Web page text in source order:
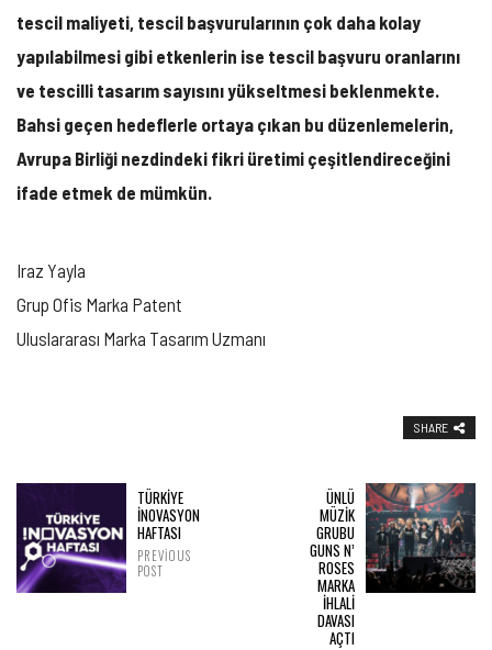
tescil maliyeti, tescil başvurularının çok daha kolay
yapılabilmesi gibi etkenlerin ise tescil başvuru oranlarını
ve tescilli tasarım sayısını yükseltmesi beklenmekte.
Bahsi geçen hedeflerle ortaya çıkan bu düzenlemelerin,
Avrupa Birliği nezdindeki fikri üretimi çeşitlendireceğini
ifade etmek de mümkün.
Iraz Yayla
Grup Ofis Marka Patent
Uluslararası Marka Tasarım Uzmanı
SHARE
TÜRKİYE
İNOVASYON
HAFTASI
PREVIOUS
POST
ÜNLÜ
MÜZİK
GRUBU
GUNS N’
ROSES
MARKA
İHLALİ
DAVASI
AÇTI